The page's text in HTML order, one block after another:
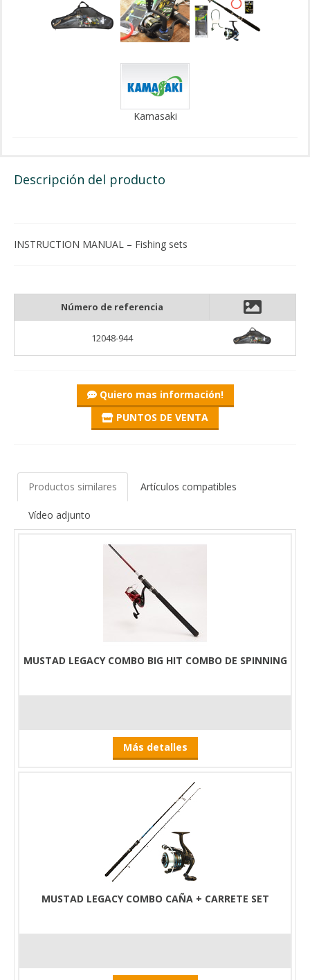
Kamasaki
Descripción del producto
INSTRUCTION MANUAL – Fishing sets
Número de referencia
12048-944
Quiero mas información!
PUNTOS DE VENTA
Productos similares Artículos compatibles
Vídeo adjunto
MUSTAD LEGACY COMBO BIG HIT COMBO DE SPINNING
Más detalles
MUSTAD LEGACY COMBO CAÑA + CARRETE SET